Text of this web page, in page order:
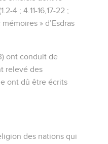
4 ; 4.11-16,17-22 ;
» d’Esdras
ont conduit de
relevé des
ont dû être écrits
des nations qui